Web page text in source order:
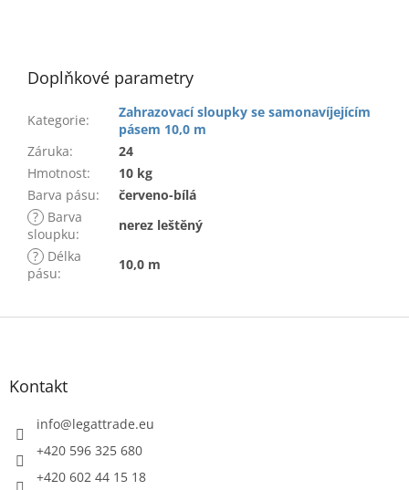
Doplňkové parametry
Kategorie:
Zahrazovací sloupky se samonavíjejícím
pásem 10,0 m
Záruka:
24
Hmotnost:
10 kg
Barva pásu:
červeno-bílá
? Barva
sloupku:
nerez leštěný
? Délka
pásu:
10,0 m
Z
Kontakt
info@legattrade.eu
+420 596 325 680
+420 602 44 15 18